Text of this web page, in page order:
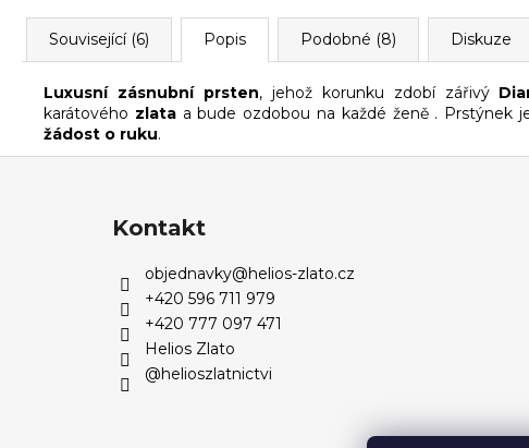
Související (6) Popis Podobné (8) Diskuze
Luxusní zásnubní prsten, jehož korunku zdobí zářivýD
karátového zlataa bude ozdobou na každé ženě . Prstýnek
žádost o ruku.
Kontakt
objednavky@helios-zlato.cz
+420 596 711 979
+420 777 097 471
Helios Zlato
@helioszlatnictvi